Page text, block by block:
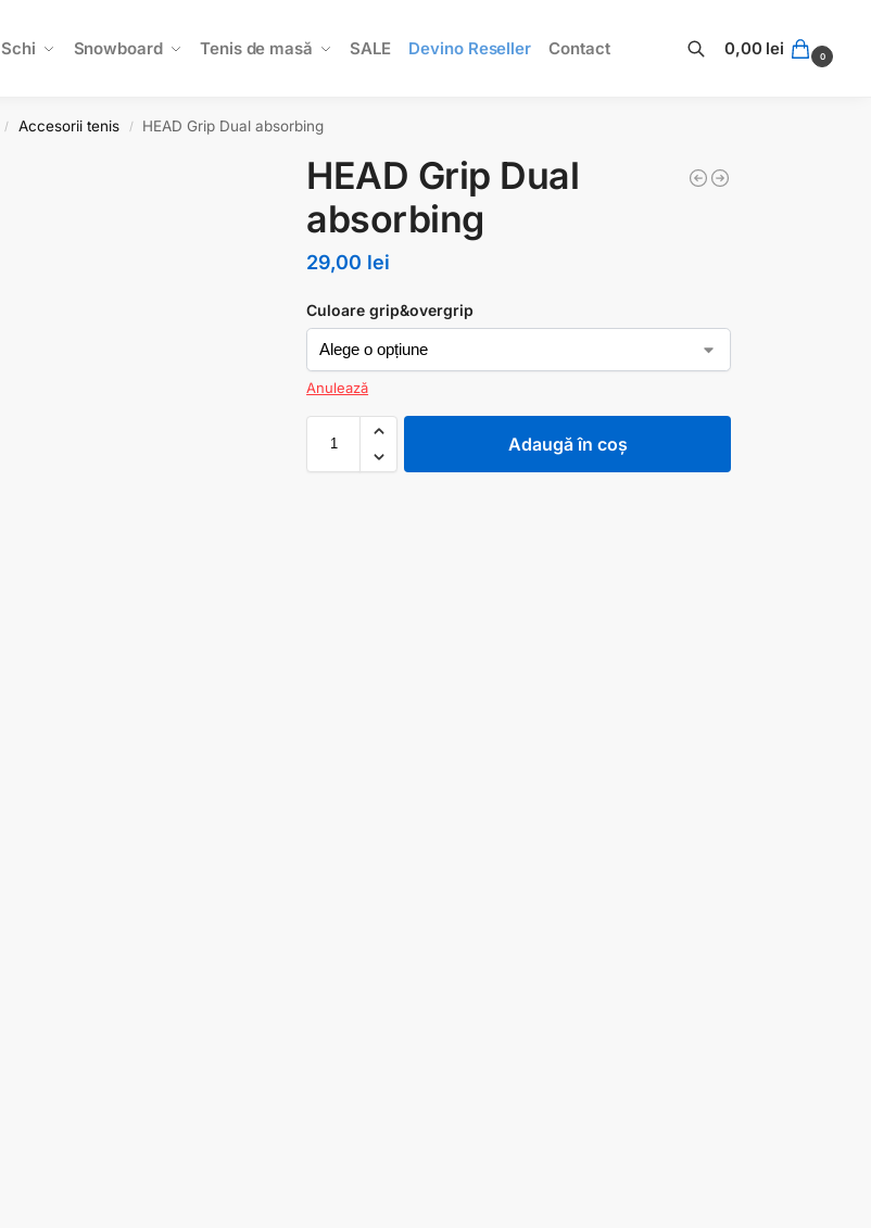
Schi Snowboard Tenis de masă SALE Devino Reseller Contact 0,00 lei 0
/ Accesorii tenis / HEAD Grip Dual absorbing
HEAD Grip Dual
absorbing
29,00 lei
Culoare grip&overgrip
Anulează
Adaugă în coș